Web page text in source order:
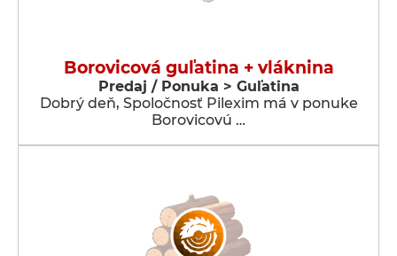
Borovicová guľatina + vláknina
Predaj / Ponuka > Guľatina
Dobrý deň, Spoločnosť Pilexim má v ponuke
Borovicovú …